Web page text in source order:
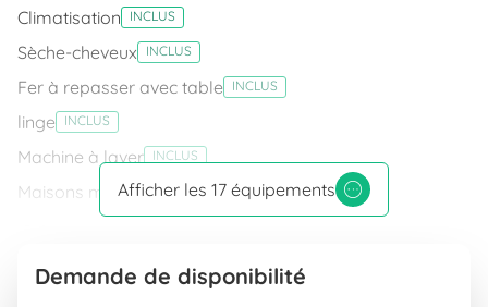
Climatisation INCLUS
Sèche-cheveux INCLUS
Fer à repasser avec table INCLUS
linge INCLUS
Machine à laver INCLUS
Maisons multifamiliales INCLUS
Connexion Wifi INCLUS
Afficher les 17 équipements
Demande de disponibilité